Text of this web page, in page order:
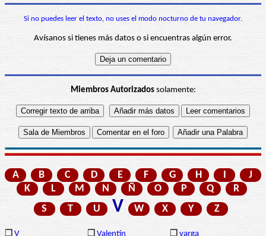
Si no puedes leer el texto, no uses el modo nocturno de tu navegador.
Avísanos si tienes más datos o si encuentras algún error.
Miembros Autorizadossolamente:
A B C D E F G H
J
K
L M N Ñ O P Q
R
S
T U V W X Y Z
❒ V ❒ Valentín ❒ varga